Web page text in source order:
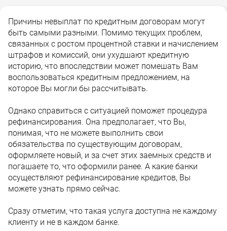
Причины невыплат по кредитным договорам могут
быть самыми разными. Помимо текущих проблем,
связанных с ростом процентной ставки и начислением
штрафов и комиссий, они ухудшают кредитную
историю, что впоследствии может помешать Вам
воспользоваться кредитным предложением, на
которое Вы могли бы рассчитывать.
Однако справиться с ситуацией поможет процедура
рефинансирования. Она предполагает, что Вы,
понимая, что не можете выполнить свои
обязательства по существующим договорам,
оформляете новый, и за счет этих заемных средств и
погашаете то, что оформили ранее. А какие банки
осуществляют рефинансирование кредитов, Вы
можете узнать прямо сейчас.
Сразу отметим, что такая услуга доступна не каждому
клиенту и не в каждом банке.